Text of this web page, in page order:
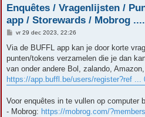
Enquêtes / Vragenlijsten /
app / Storewards / Mobrog
B
r
c
h
vr 29 dec 2023, 22:26
Via de BUFFL app kan je door korte
punten/tokens verzamelen die je dan
van onder andere Bol, zalando,
https://app.buffl.be/users/register?ref ...
Voor enquêtes in te vullen op computer
- Mobrog: https://mobrog.com/